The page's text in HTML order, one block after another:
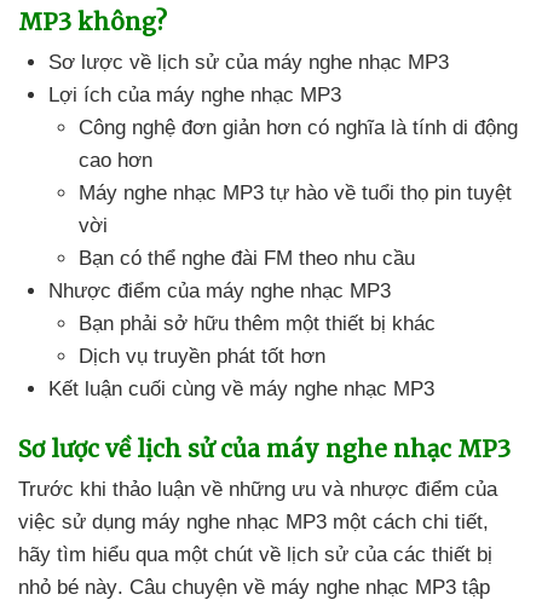
MP3 không?
Sơ lược về lịch sử của máy nghe nhạc MP3
Lợi ích của máy nghe nhạc MP3
Công nghệ đơn giản hơn có nghĩa là tính di động
cao hơn
Máy nghe nhạc MP3 tự hào về tuổi thọ pin tuyệt
vời
Bạn có thể nghe đài FM theo nhu cầu
Nhược điểm của máy nghe nhạc MP3
Bạn phải sở hữu thêm một thiết bị khác
Dịch vụ truyền phát tốt hơn
Kết luận cuối cùng về máy nghe nhạc MP3
Sơ lược về lịch sửcủa máy nghe nhạc MP3
Trước khi thảo luận về những ưu và nhược điểm của
việc sử dụng máy nghe nhạc MP3 một cách chi tiết,
hãy tìm hiểu qua một chút về lịch sử của các thiết bị
nhỏ bé này. Câu chuyện về máy nghe nhạc MP3 tập